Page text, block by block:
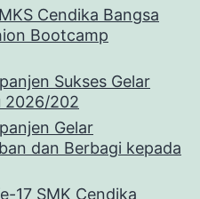
Cendika Bangsa
Bootcamp
Sukses Gelar
2026/202
Gelar
dan Berbagi kepada
17 SMK Cendika